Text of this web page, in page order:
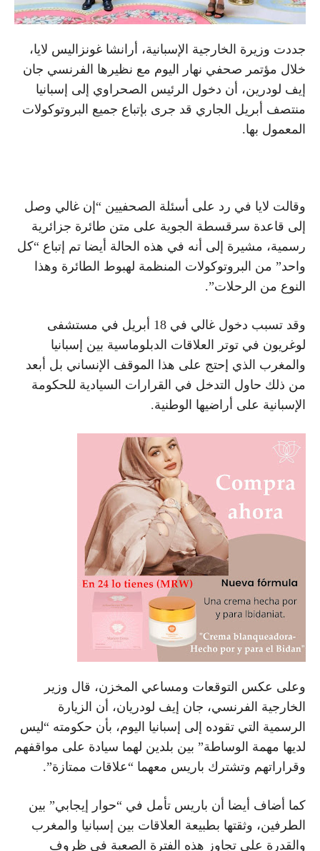
جددت وزيرة الخارجية الإسبانية، أرانشا غونزاليس لايا،
خلال مؤتمر صحفي نهار اليوم مع نظيرها الفرنسي جان
إيف لودرين، أن دخول الرئيس الصحراوي إلى إسبانيا
منتصف أبريل الجاري قد جرى بإتباع جميع البروتوكولات
المعمول بها.
وقالت لايا في رد على أسئلة الصحفيين “إن غالي وصل
إلى قاعدة سرقسطة الجوية على متن طائرة جزائرية
رسمية، مشيرة إلى أنه في هذه الحالة أيضا تم إتباع “كل
واحد” من البروتوكولات المنظمة لهبوط الطائرة وهذا
النوع من الرحلات”.
وقد تسبب دخول غالي في 18 أبريل في مستشفى
لوغريون في توتر العلاقات الدبلوماسية بين إسبانيا
والمغرب الذي إحتج على هذا الموقف الإنساني بل أبعد
من ذلك حاول التدخل في القرارات السيادية للحكومة
الإسبانية على أراضيها الوطنية.
وعلى عكس التوقعات ومساعي المخزن، قال وزير
الخارجية الفرنسي، جان إيف لودريان، أن الزيارة
الرسمية التي تقوده إلى إسبانيا اليوم، بأن حكومته “ليس
لديها مهمة الوساطة” بين بلدين لهما سيادة على مواقفهم
وقراراتهم وتشترك باريس معهما “علاقات ممتازة”.
كما أضاف أيضا أن باريس تأمل في “حوار إيجابي” بين
الطرفين، وثقتها بطبيعة العلاقات بين إسبانيا والمغرب
والقدرة على تجاوز هذه الفترة الصعبة في ظروف